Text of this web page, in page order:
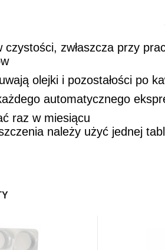
czystości, zwłaszcza przy
olejki i pozostałości po
automatycznego
raz w miesiącu
należy użyć jednej